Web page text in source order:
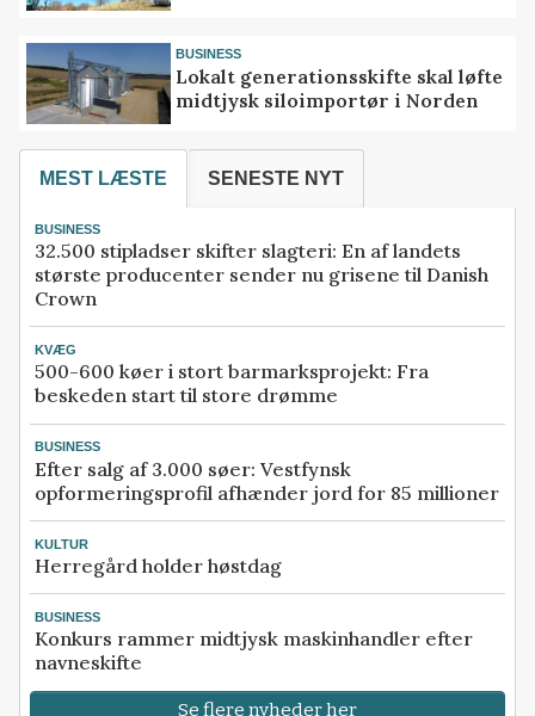
BUSINESS
Lokalt generationsskifte skal løfte
midtjysk siloimportør i Norden
MEST LÆSTE SENESTE NYT
BUSINESS
32.500 stipladser skifter slagteri: En af landets
største producenter sender nu grisene til Danish
Crown
KVÆG
500-600 køer i stort barmarksprojekt: Fra
beskeden start til store drømme
BUSINESS
Efter salg af 3.000 søer: Vestfynsk
opformeringsprofil afhænder jord for 85 millioner
KULTUR
Herregård holder høstdag
BUSINESS
Konkurs rammer midtjysk maskinhandler efter
navneskifte
Se flere nyheder her